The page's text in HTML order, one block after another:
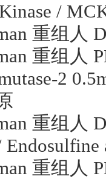
/
重组人
重组人
2
重组人
重组人